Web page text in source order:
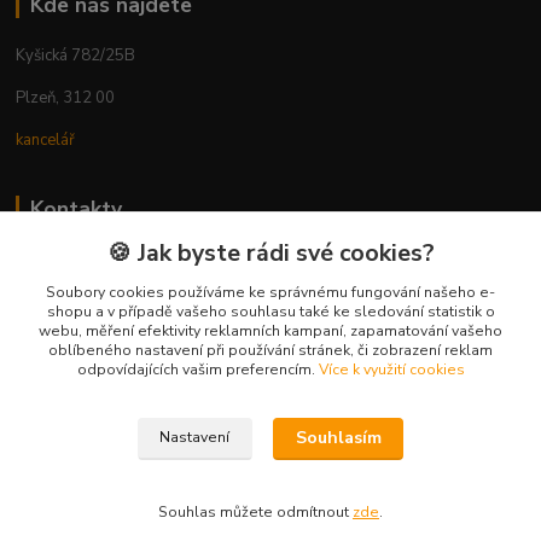
Kyšická 782/25B
Plzeň, 312 00
kancelář
Kontakty
Ing. Michal Vaněk
+420 603 332 100
(Po-Pá, 10-17 hod.)
info@vyhodnynakup.eu
🍪 Jak byste rádi své cookies?
Soubory cookies používáme ke správnému fungování našeho e-
shopu a v případě vašeho souhlasu také ke sledování statistik o
webu, měření efektivity reklamních kampaní, zapamatování vašeho
oblíbeného nastavení při používání stránek, či zobrazení reklam
odpovídajících vašim preferencím. Více k využití cookies
Nastavení Souhlasím
Souhlas můžete odmítnout zde.